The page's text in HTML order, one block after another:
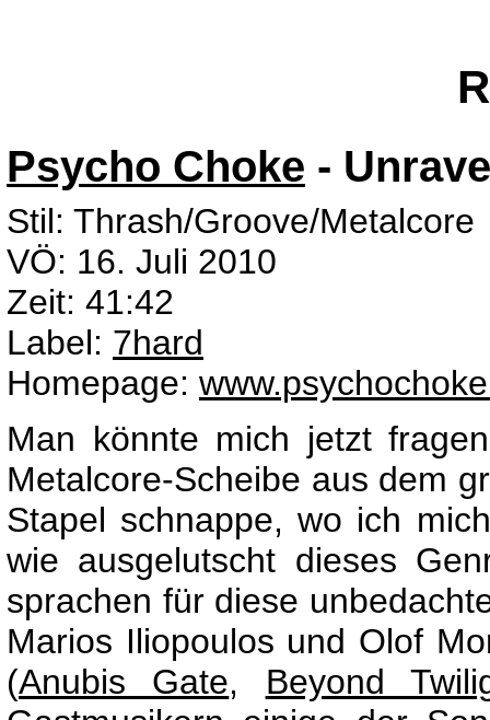
Psycho Choke -
Stil: Thrash/Groove/Metalcore
VÖ: 16. Juli 2010
Zeit: 41:42
Label: 7hard
Homepage:
Man könnte mich jetzt
Metalcore-Scheibe aus dem
Stapel schnappe, wo ich
wie ausgelutscht dieses
sprachen für diese
Marios Iliopoulos und Olof
(Anubis Gate, Beyond